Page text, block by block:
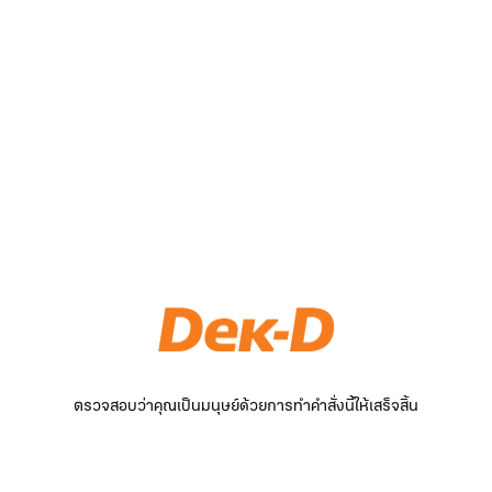
ตรวจสอบว่าคุณเป็นมนุษย์ด้วยการทำคำสั่งนี้ให้เสร็จสิ้น